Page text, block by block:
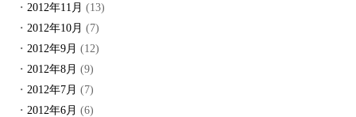
2012年11月 (13)
2012年10月 (7)
2012年9月 (12)
2012年8月 (9)
2012年7月 (7)
2012年6月 (6)